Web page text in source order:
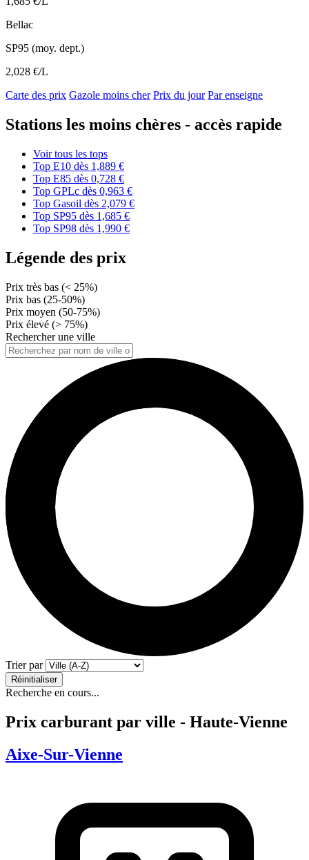
Bellac
SP95 (moy. dept.)
2,028 €/L
Carte des prix Gazole moins cher Prix du jour Par enseigne
Stations les moins chères - accès rapide
Voir tous les tops
Top E10 dès 1,889 €
Top E85 dès 0,728 €
Top GPLc dès 0,963 €
Top Gasoil dès 2,079 €
Top SP95 dès 1,685 €
Top SP98 dès 1,990 €
Légende des prix
Prix très bas (< 25%)
Prix bas (25-50%)
Prix moyen (50-75%)
Prix élevé (> 75%)
Rechercher une ville
Trier par
Réinitialiser
Recherche en cours...
Prix carburant par ville - Haute-Vienne
Aixe-Sur-Vienne